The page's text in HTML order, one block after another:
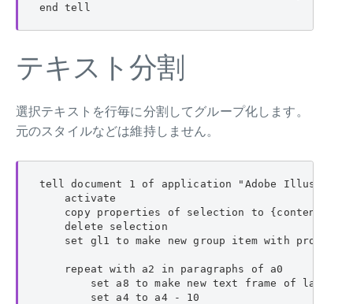
end tell
テキスト分割
選択テキストを行毎に分割してグループ化します。
元のスタイルなどは維持しません。
tell document 1 of application "Adobe
    activate
copy properties of selection to
    delete selection
set gl1 to make new group item with
    repeat with a2 in paragraphs of a0
set a8 to make new text frame of layer
        set a4 to a4 - 10